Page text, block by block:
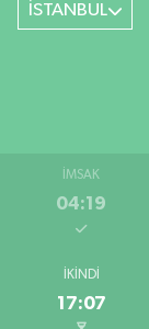
İSTANBUL
İMSAK
04:19
İKINDI
17:07